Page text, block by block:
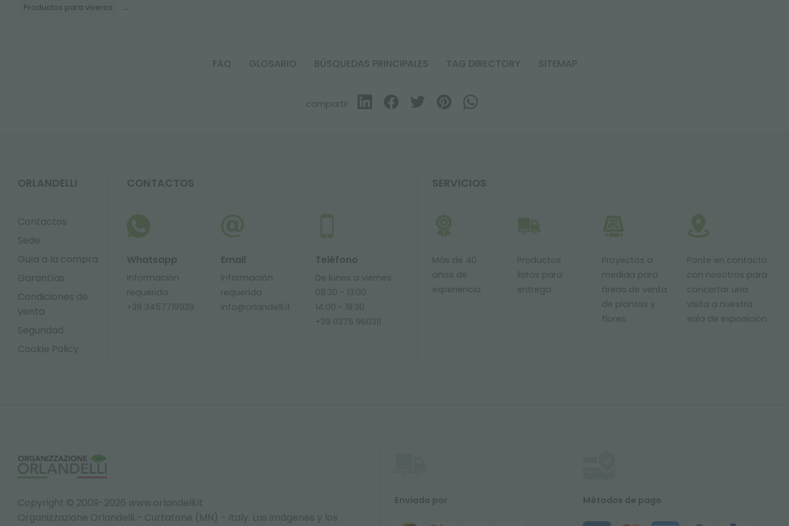
Productos para viveros ...
FAQ GLOSARIO BÚSQUEDAS PRINCIPALES TAG DIRECTORY SITEMAP
compartir
ORLANDELLI
Contactos
Sede
Guía a la compra
Garantías
Condiciones de
venta
Seguridad
Cookie Policy
CONTACTOS
Whatsapp
Información
requerida
+39 3457719939
Email
Información
requerida
info@orlandelli.it
Teléfono
De lunes a viernes
08:30 - 13:00
14:00 - 18:30
+39 0376 960311
SERVICIOS
Más de 40
años de
experiencia
Productos
listos para
entrega
Proyectos a
medida para
áreas de venta
de plantas y
flores.
Ponte en contacto
con nosotros para
concertar una
visita a nuestra
sala de exposición
Copyright © 2009-2026 www.orlandelli.it
Organizzazione Orlandelli - Curtatone (MN) - Italy. Las imágenes y los
Enviado por Métodos de pago